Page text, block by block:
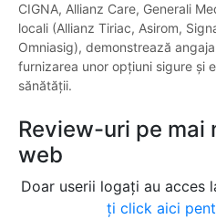
CIGNA, Allianz Care, Generali
locali (Allianz Tiriac, Asirom,
Omniasig), demonstrează
furnizarea unor opțiuni sigure și
sănătății.
Review-uri pe mai
web
Doar userii logați au acces
ți click aici